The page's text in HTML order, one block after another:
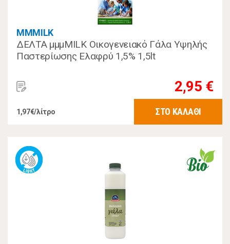
MMMILK
ΔΕΛΤΑ μμμMILK Οικογενειακό Γάλα Υψηλής
Παστερίωσης Ελαφρύ 1,5% 1,5lt
2,95 €
1,97€/λίτρο ΣΤΟ ΚΑΛΑΘΙ